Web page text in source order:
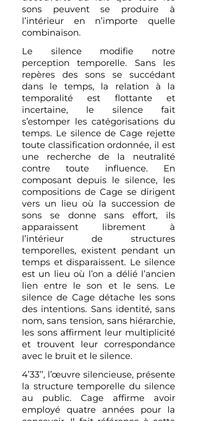
sons peuvent se produire à
l’intérieur en n’importe quelle
combinaison.
Le silence modifie notre
perception temporelle. Sans les
repères des sons se succédant
dans le temps, la relation à la
temporalité est flottante et
incertaine, le silence fait
s’estomper les catégorisations du
temps. Le silence de Cage rejette
toute classification ordonnée, il est
une recherche de la neutralité
contre toute influence. En
composant depuis le silence, les
compositions de Cage se dirigent
vers un lieu où la succession de
sons se donne sans effort, ils
apparaissent librement à
l’intérieur de structures
temporelles, existent pendant un
temps et disparaissent. Le silence
est un lieu où l’on a délié l’ancien
lien entre le son et le sens. Le
silence de Cage détache les sons
des intentions. Sans identité, sans
nom, sans tension, sans hiérarchie,
les sons affirment leur multiplicité
et trouvent leur correspondance
avec le bruit et le silence.
4’33’’, l’œuvre silencieuse, présente
la structure temporelle du silence
au public. Cage affirme avoir
employé quatre années pour la